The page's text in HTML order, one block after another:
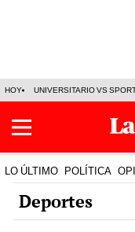
HOY UNIVERSITARIO VS
LO ÚLTIMO POLÍTICA
Deportes